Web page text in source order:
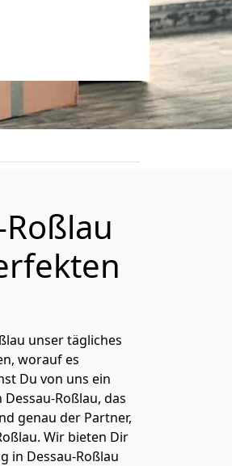
unser tägliches
worauf es
Du von uns ein
Dessau-Roßlau, das
genau der Partner,
Wir bieten Dir
in Dessau-Roßlau